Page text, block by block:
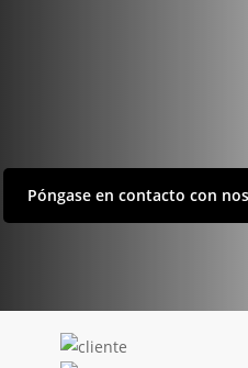
Póngase en contacto con